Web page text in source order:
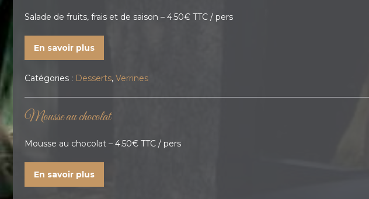
Salade de fruits, frais et de saison – 4.50€ TTC / pers
En savoir plus
Catégories : Desserts, Verrines
Mousse au chocolat
Mousse au chocolat – 4.50€ TTC / pers
En savoir plus